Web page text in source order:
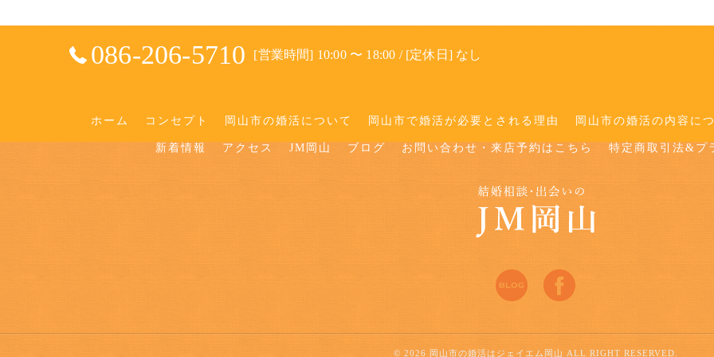
086-206-5710 [営業時間] 10:00 〜 18:00 / [定休日] なし
ホーム コンセプト 岡山市の婚活について 岡山市で婚活が必要とされる理由 岡山市の婚活の内容に
新着情報 アクセス JM岡山 ブログ お問い合わせ・来店予約はこちら 特定商取引法&プ
© 2026 岡山市の婚活はジェイエム岡山 ALL RIGHT RESERVED.